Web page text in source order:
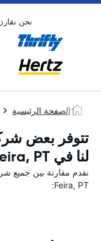
نحن
الصفحة الرئيسية
تتوفر بعض
لنا في Sta. Maria Da Feira, PT
Feira, PT: